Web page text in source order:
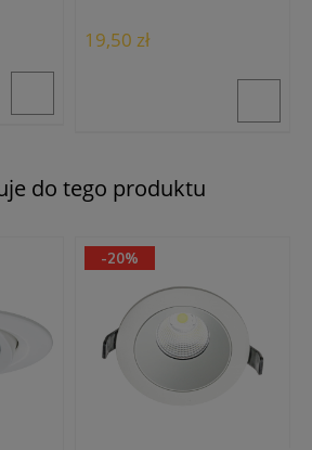
19,50 zł
do tego produktu
-20%